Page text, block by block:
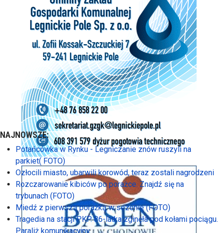
NAJNOWSZE:
Potańcówka w Rynku - Legniczanie znów ruszyli na
parkiet( FOTO)
Ozłocili miasto, ubarwili korowód, teraz zostali nagrodzeni
Rozczarowanie kibiców po porażce. Znajdź się na
trybunach (FOTO)
Miedź z pierwszą porażką w sezonie (FOTO)
Tragedia na stacji PKP. 86-latka zginęła pod kołami pociągu.
Paraliż komunikacyjny